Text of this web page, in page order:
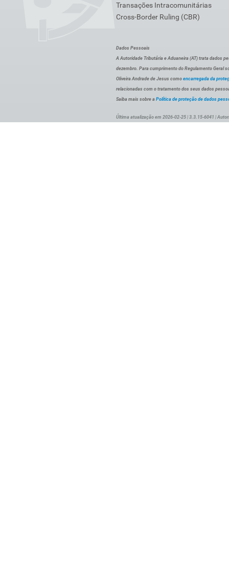
Transações Intracomunitárias
Cross-Border Ruling (CBR)
Dados Pessoais
A Autoridade Tributária e Aduaneira (AT) trata dados
dezembro. Para cumprimento do Regulamento Geral
Oliveira Andrade de Jesus como encarregada da
relacionadas com o tratamento dos seus dados
Saiba mais sobre a Política de proteção de dados
Última atualização em 2026-02-25 | 3.3.15-6041 |